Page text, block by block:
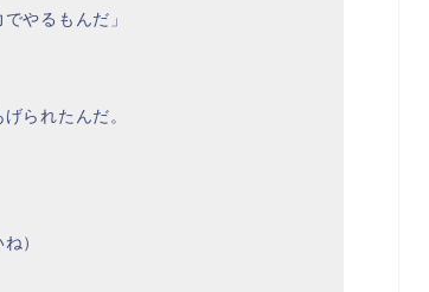
やるもんだ」
られたんだ。
）